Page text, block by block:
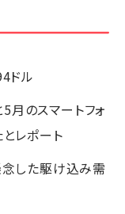
ドル
月のスマートフォ
レポート
した駆け込み需